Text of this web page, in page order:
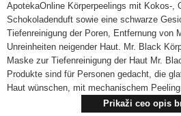
ApotekaOnline Körperpeelings mit Kokos-,
Schokoladenduft sowie eine schwarze
Tiefenreinigung der Poren, Entfernung von
Unreinheiten neigender Haut. Mr. Black
Maske zur Tiefenreinigung der Haut Mr.
Produkte sind für Personen gedacht, die
Haut wünschen, mit mechanischem
Prikaži ceo opis